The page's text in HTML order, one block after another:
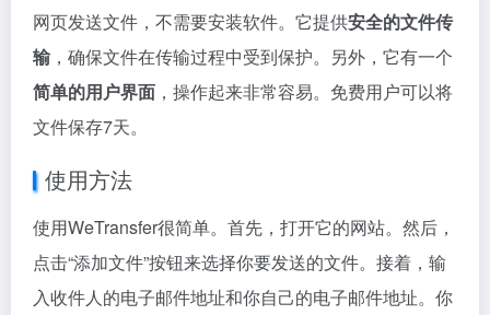
网页发送文件，不需要安装软件。它提供安全的文件传
输 ，确保文件在传输过程中受到保护。另外，它有一个
简单的用户界面 ，操作起来非常容易。免费用户可以将
文件保存7天。
使用方法
使用WeTransfer很简单。首先，打开它的网站。然后，
点击“添加文件”按钮来选择你要发送的文件。接着，输
入收件人的电子邮件地址和你自己的电子邮件地址。你